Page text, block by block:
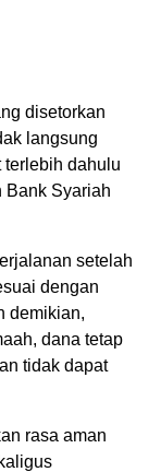
disetorkan
langsung
terlebih dahulu
Bank Syariah
setelah
dengan
demikian,
dana tetap
tidak dapat
rasa aman